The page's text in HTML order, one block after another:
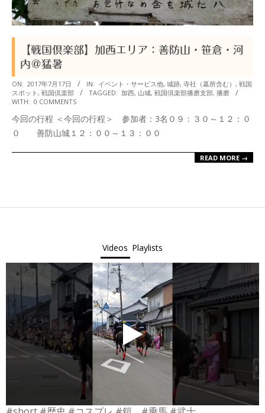
【戦国倶楽部】加西エリア：善防山・笹倉・河
内＠猛暑
2017-
07-
ON: 2017年7月17日 IN: イベント・サービス他, 城跡, 寺社（墓所含む） , 戦国
スポット , 戦国倶楽部 TAGGED: 加西, 山城, 戦国倶楽部播磨支部, 播磨
WITH: 0 COMMENTS
今回の行程 ＜今回の行程＞ 参加者：3名０９：３０～１２：０
０ 善防山城１２：００～１３：００
READ MORE →
Videos Playlists